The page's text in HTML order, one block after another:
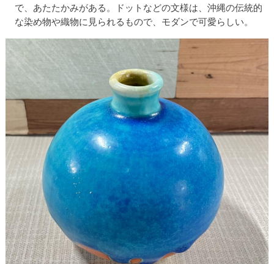
で、あたたかみがある。ドットなどの文様は、沖縄の伝統的
な染め物や織物に見られるもので、モダンで可愛らしい。